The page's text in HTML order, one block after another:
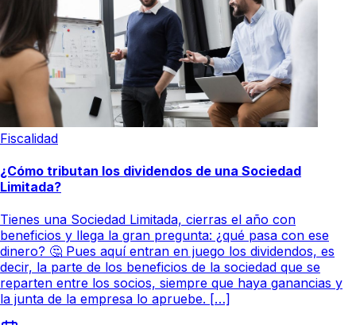
Fiscalidad
¿Cómo tributan los dividendos de una Sociedad
Limitada?
Tienes una Sociedad Limitada, cierras el año con
beneficios y llega la gran pregunta: ¿qué pasa con ese
dinero? 🤔 Pues aquí entran en juego los dividendos, es
decir, la parte de los beneficios de la sociedad que se
reparten entre los socios, siempre que haya ganancias y
la junta de la empresa lo apruebe. […]